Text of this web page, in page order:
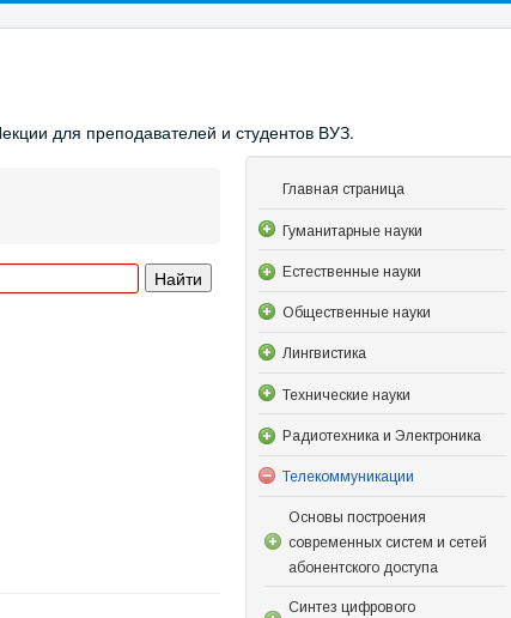
для преподавателей и студентов ВУЗ.
Главная страница
Гуманитарные науки
Естественные науки
Общественные науки
Лингвистика
Технические науки
Радиотехника и Электроника
Телекоммуникации
Основы построения
современных систем и сетей
абонентского доступа
Синтез цифрового